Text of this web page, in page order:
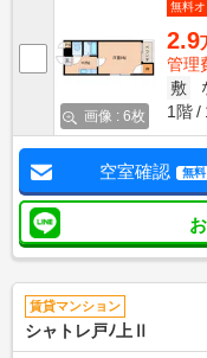
画像 : 6枚
無料
2.9
管理
敷
1階
空室確認 無料
賃貸マンション
シャトレ戸ﾉ上Ⅱ